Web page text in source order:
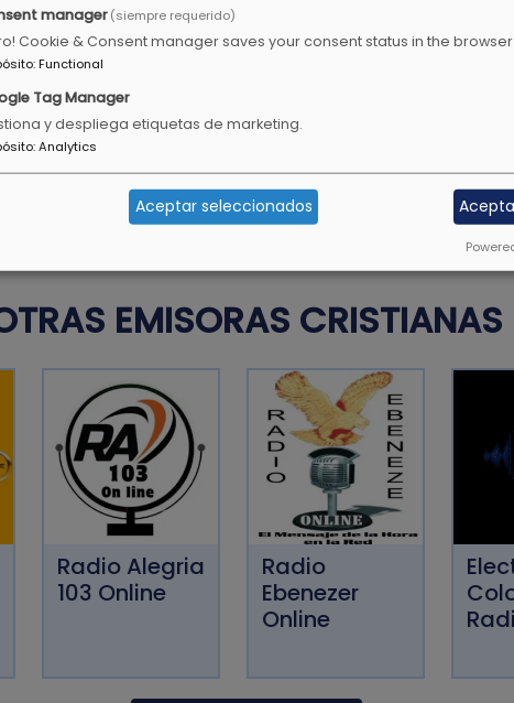
debes ser un
la conversación, en
Todavía darán fruto en la
Salmos 92:14
EMISORAS CRISTIANAS
Radio Alegria
103 Online
Radio
Ebenezer
Online
manager(siempre requerido)
Cookie & Consent manager saves your consent status in the browser.
:Functional
Tag Manager
y despliega etiquetas de marketing.
:Analytics
Aceptar seleccionados